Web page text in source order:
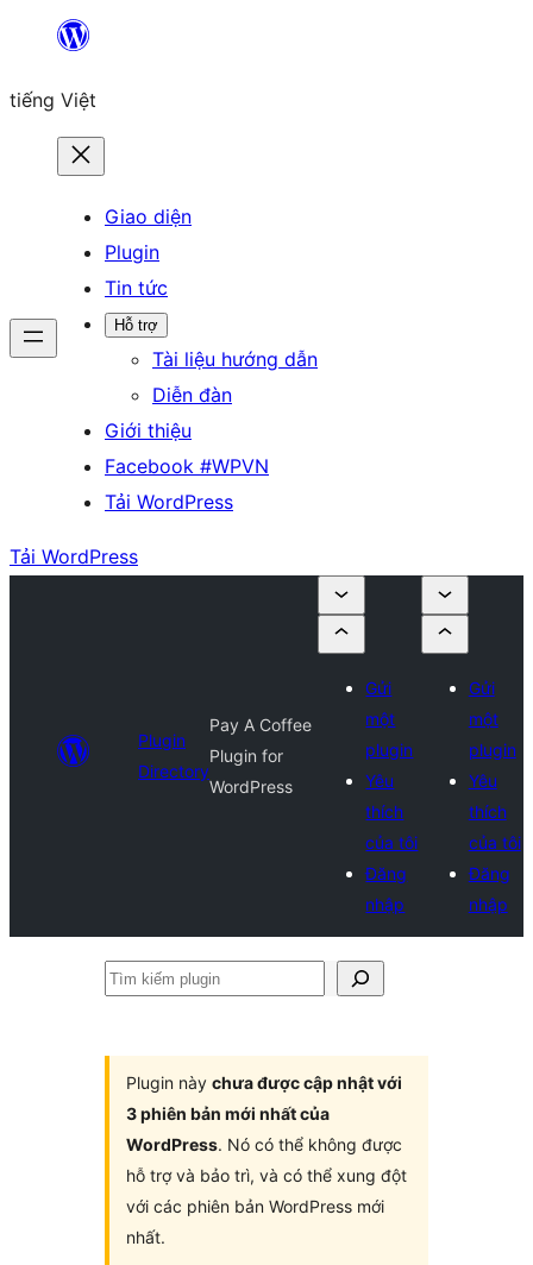
Chuyển
phần
tiếng Việt
Giao diện
Plugin
Tin tức
Hỗ trợ
Tài liệu hướng dẫn
Diễn đàn
Giới thiệu
Facebook #WPVN
Tải WordPress
Tải WordPress
Plugin
Directory
Pay A Coffee
Plugin for
WordPress
Gửi
một
plugin
Yêu
thích
của tôi
Đăng
nhập
Gửi
một
plugin
Yêu
thích
của tôi
Đăng
nhập
Tìm
Plugin này chưa được cập nhật với
3 phiên bản mới nhất của
WordPress. Nó có thể không được
hỗ trợ và bảo trì, và có thể xung đột
với các phiên bản WordPress mới
nhất.